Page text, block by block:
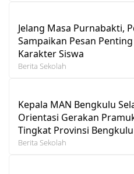
Jelang Masa Purnabakti,
Sampaikan Pesan
Karakter Siswa
Berita Sekolah
Kepala MAN Bengkulu
Orientasi Gerakan
Tingkat Provinsi Bengkulu
Berita Sekolah